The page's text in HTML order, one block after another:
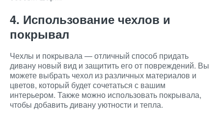
4. Использование чехлов и
покрывал
Чехлы и покрывала — отличный способ придать
дивану новый вид и защитить его от повреждений. Вы
можете выбрать чехол из различных материалов и
цветов, который будет сочетаться с вашим
интерьером. Также можно использовать покрывала,
чтобы добавить дивану уютности и тепла.